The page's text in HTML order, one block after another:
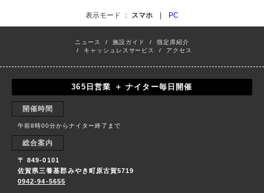
表示モード ： スマホ PC
ニュース /施設ガイド / 指定席紹介
/
キャッシュレスサービス / アクセス
365日営業 ＋ ナイター毎日開催
開催時間
午前8時00分からナイター終了まで
総合案内
〒 849-0101
佐賀県三養基郡みやき町原古賀5719
0942-94-5655